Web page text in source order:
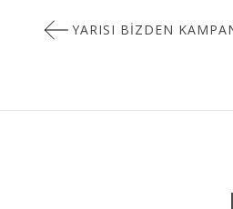
YazıYARISI BİZDEN